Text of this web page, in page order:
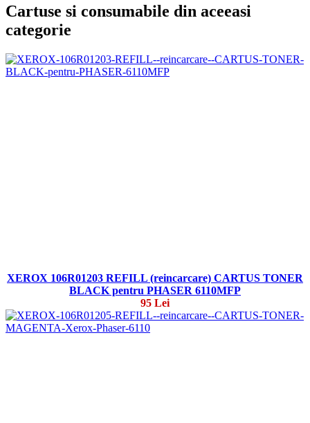
Cartuse si consumabile din aceeasi
categorie
XEROX 106R01203 REFILL (reincarcare) CARTUS TONER
BLACK pentru PHASER 6110MFP
95 Lei